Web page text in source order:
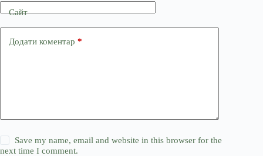
Сайт
Додати коментар *
Save my name, email and website in this browser for the
next time I comment.